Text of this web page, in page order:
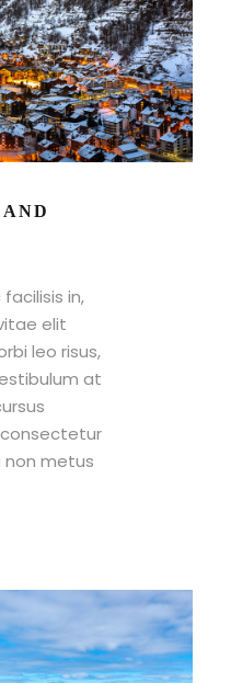
in,
elit
leo risus,
at
consectetur
non metus